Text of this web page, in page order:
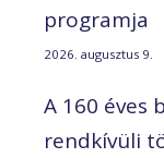
programja
2026. augusztus 9.
A 160 éves
rendkívüli